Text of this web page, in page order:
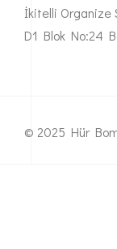
İkitelli Organize
D1 Blok No:24
© 2025 Hür